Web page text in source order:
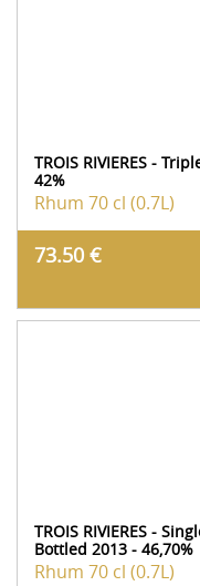
TROIS RIVIERES -
42%
Rhum 70 cl (0.7L)
73.50 €
TROIS RIVIERES -
Bottled 2013 - 46,70%
Rhum 70 cl (0.7L)